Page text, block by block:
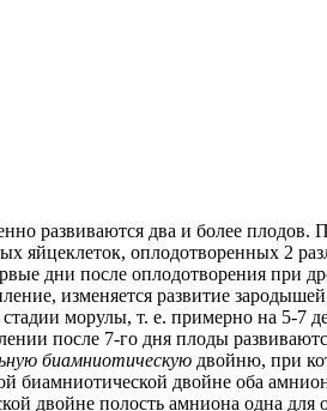
развиваются два и более плодов.
яйцеклеток, оплодотворенных 2
дни после оплодотворения при
изменяется развитие
морулы, т. е. примерно на 5-7
после 7-го дня плоды
биамниотическую двойню, при
биамниотической двойне оба
двойне полость амниона одна для